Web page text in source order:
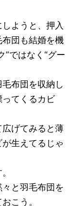
ようと、押入
団も結婚を機
”ではなく“グー
布団を収納し
てくるカビ
げてみると薄
生えてるじゃ
と羽毛布団を
こう。